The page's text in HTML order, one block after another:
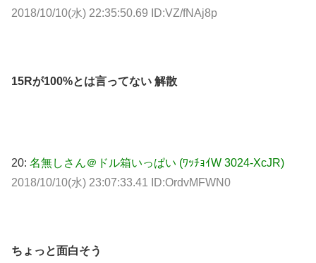
2018/10/10(水) 22:35:50.69 ID:VZ/fNAj8p
15Rが100%とは言ってない 解散
20: 名無しさん＠ドル箱いっぱい (ﾜｯﾁｮｲW 3024-XcJR)
2018/10/10(水) 23:07:33.41 ID:OrdvMFWN0
ちょっと面白そう